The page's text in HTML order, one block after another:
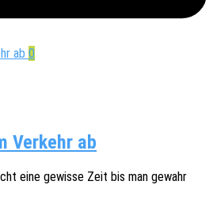
0
Verkehr ab
eine gewis­se Zeit bis man gewahr